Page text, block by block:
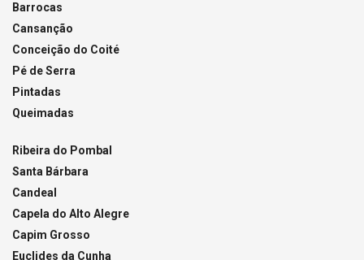
Barrocas
Cansanção
Conceição do Coité
Pé de Serra
Pintadas
Queimadas
Ribeira do Pombal
Santa Bárbara
Candeal
Capela do Alto Alegre
Capim Grosso
Euclides da Cunha